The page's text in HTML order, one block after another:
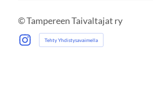
©Tampereen Taivaltajat ry
Instagram
Tehty Yhdistysavaimella